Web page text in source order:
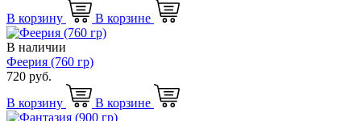
В корзину
В корзине
В наличии
Феерия (760 гр)
720 руб.
В корзину
В корзине